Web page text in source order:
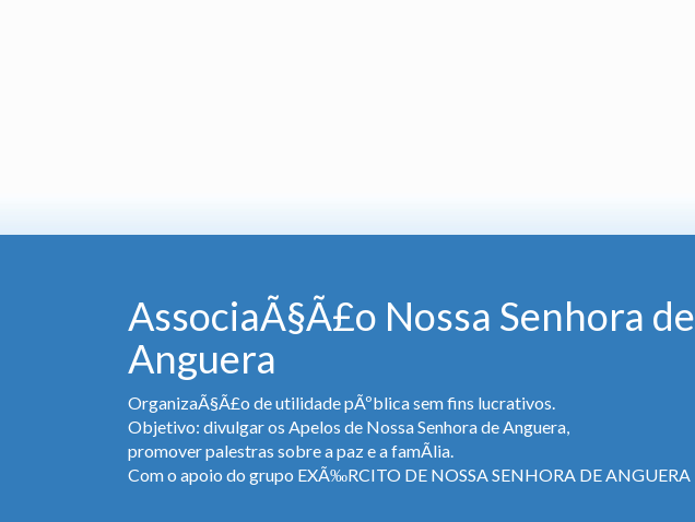
AssociaÃ§Ã£o Nossa Senhora de
Anguera
OrganizaÃ§Ã£o de utilidade pÃºblica sem fins lucrativos.
Objetivo: divulgar os Apelos de Nossa Senhora de Anguera,
promover palestras sobre a paz e a famÃ­lia.
Com o apoio do grupo EXÃ‰RCITO DE NOSSA SENHORA DE ANGUERA